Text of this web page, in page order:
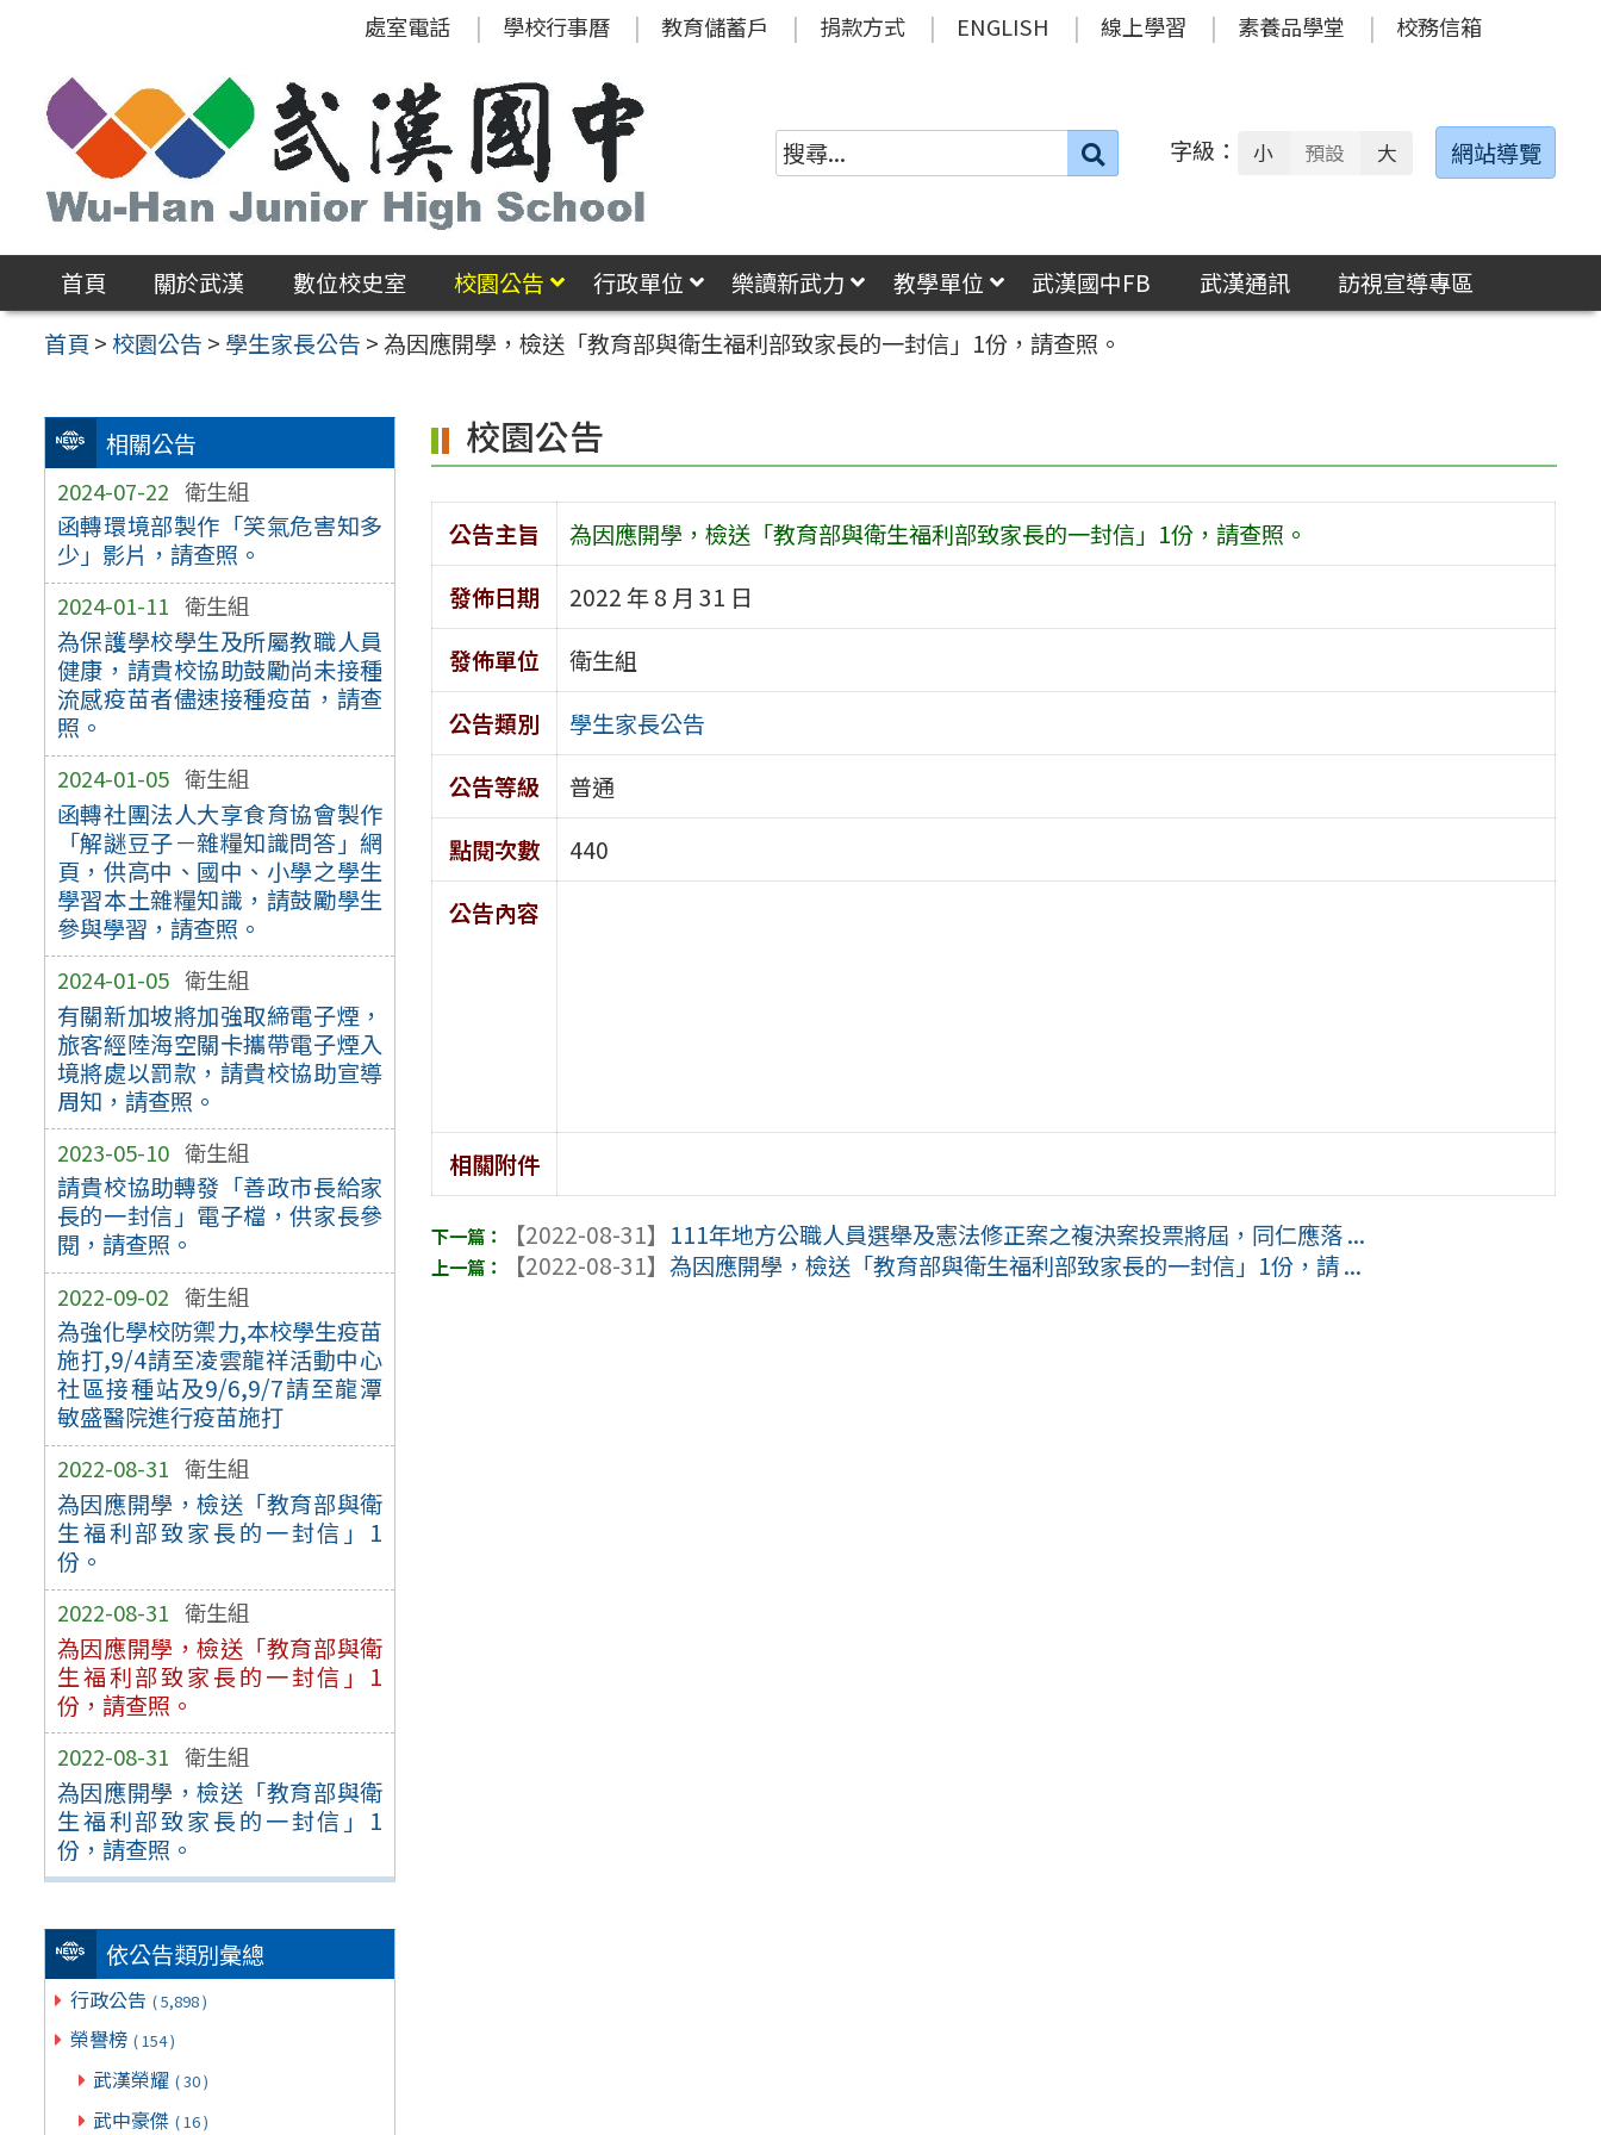
區
處室電話 學校行事曆 教育儲蓄戶 捐款方式 ENGLISH 線上學習 素養品學堂 校務信箱
搜
字級： 小 預設 大 網站導覽
首頁 關於武漢 數位校史室 校園公告 行政單位 樂讀新武力 教學單位 武漢國中FB 武漢通訊
訪視宣導專區
首頁 >校園公告 > 學生家長公告 >為因應開學，檢送「教育部與衛生福利部致家長的一封信」1份，請查照。
相關公告
2024-07-22 衛生組
函轉環境部製作「笑氣危害知多
少」影片，請查照。
2024-01-11 衛生組
為保護學校學生及所屬教職人員
健康，請貴校協助鼓勵尚未接種
流感疫苗者儘速接種疫苗，請查
照。
2024-01-05 衛生組
函轉社團法人大享食育協會製作
「解謎豆子－雜糧知識問答」網
頁，供高中、國中、小學之學生
學習本土雜糧知識，請鼓勵學生
參與學習，請查照。
2024-01-05 衛生組
有關新加坡將加強取締電子煙，
旅客經陸海空關卡攜帶電子煙入
境將處以罰款，請貴校協助宣導
周知，請查照。
2023-05-10 衛生組
請貴校協助轉發「善政市長給家
長的一封信」電子檔，供家長參
閱，請查照。
2022-09-02 衛生組
為強化學校防禦力,本校學生疫苗
施打,9/4請至凌雲龍祥活動中心
社區接種站及9/6,9/7請至龍潭
敏盛醫院進行疫苗施打
2022-08-31 衛生組
為因應開學，檢送「教育部與衛
生福利部致家長的一封信」1
份。
2022-08-31 衛生組
為因應開學，檢送「教育部與衛
生福利部致家長的一封信」1
份，請查照。
2022-08-31 衛生組
為因應開學，檢送「教育部與衛
生福利部致家長的一封信」1
份，請查照。
依公告類別彙總
行政公告 ( 5,898 )
榮譽榜 ( 154 )
武漢榮耀 ( 30 )
武中豪傑 ( 16 )
校園公告
公告主旨
為因應開學，檢送「教育部與衛生福利部致家長的一封信」1份，請查照。
發佈日期
2022 年 8 月 31 日
發佈單位
衛生組
公告類別
學生家長公告
公告等級
普通
點閱次數
440
公告內容
相關附件
【2022-08-31】 111年地方公職人員選舉及憲法修正案之複決案投票將屆，同仁應落 ...
【2022-08-31】為因應開學，檢送「教育部與衛生福利部致家長的一封信」1份，請 ...